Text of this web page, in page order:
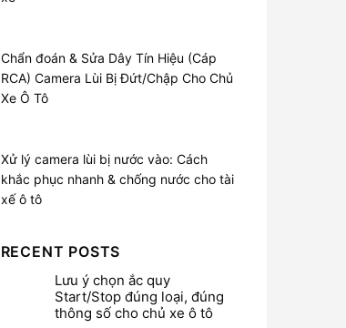
Chẩn đoán & Sửa Dây Tín Hiệu (Cáp
RCA) Camera Lùi Bị Đứt/Chập Cho Chủ
Xe Ô Tô
Xử lý camera lùi bị nước vào: Cách
khắc phục nhanh & chống nước cho tài
xế ô tô
RECENT POSTS
Lưu ý chọn ắc quy
Start/Stop đúng loại, đúng
thông số cho chủ xe ô tô